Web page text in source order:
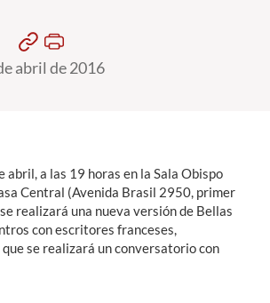
abril de 2016
abril, a las 19 horas en la Sala Obispo
Central (Avenida Brasil 2950, primer
realizará una nueva versión de Bellas
con escritores franceses,
se realizará un conversatorio con